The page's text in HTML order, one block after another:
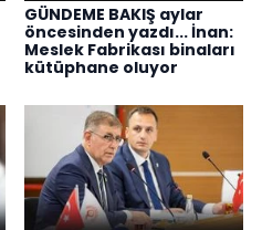
GÜNDEME BAKIŞ aylar
öncesinden yazdı... İnan:
Meslek Fabrikası binaları
kütüphane oluyor